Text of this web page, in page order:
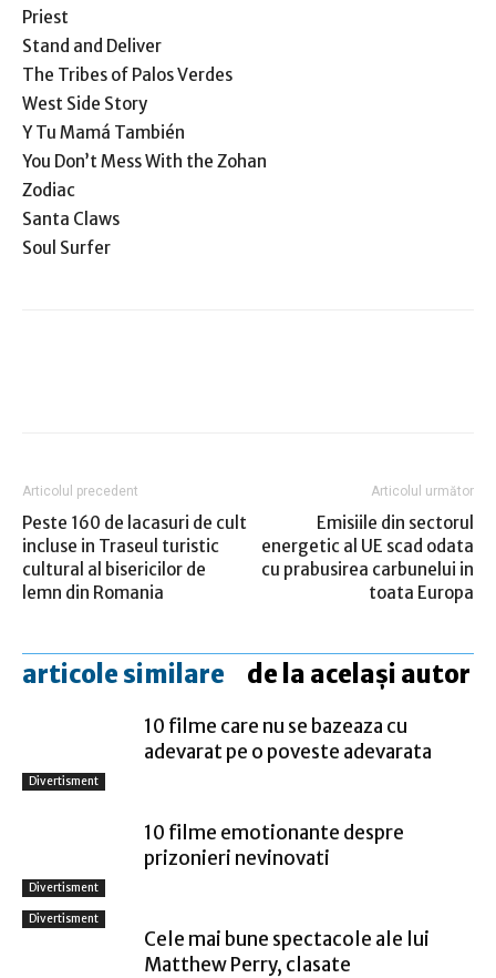
Priest
Stand and Deliver
The Tribes of Palos Verdes
West Side Story
Y Tu Mamá También
You Don’t Mess With the Zohan
Zodiac
Santa Claws
Soul Surfer
Articolul precedent
Peste 160 de lacasuri de cult
incluse in Traseul turistic
cultural al bisericilor de
lemn din Romania
Articolul următor
Emisiile din sectorul
energetic al UE scad odata
cu prabusirea carbunelui in
toata Europa
articole similare de la același autor
Divertisment
10 filme care nu se bazeaza cu
adevarat pe o poveste adevarata
Divertisment
10 filme emotionante despre
prizonieri nevinovati
Divertisment
Cele mai bune spectacole ale lui
Matthew Perry, clasate